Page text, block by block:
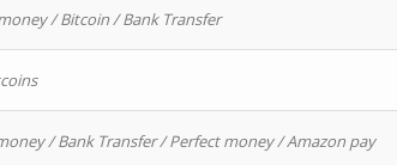
/ Bitcoin / Bank Transfer
/ Bank Transfer / Perfect money / Amazon pay